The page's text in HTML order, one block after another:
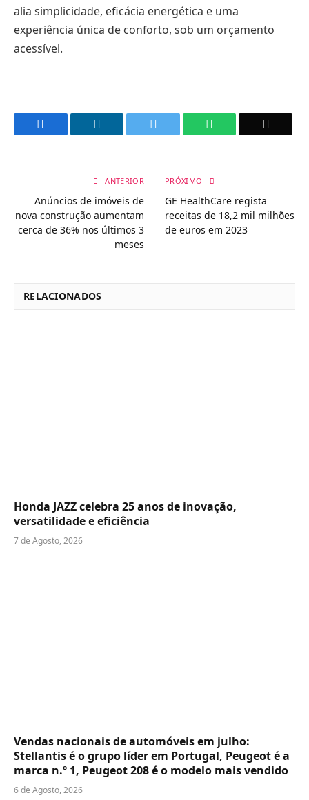
alia simplicidade, eficácia energética e uma
experiência única de conforto, sob um orçamento
acessível.
WhatsApp
ANTERIOR
Anúncios de imóveis de
nova construção aumentam
cerca de 36% nos últimos 3
meses
PRÓXIMO
GE HealthCare regista
receitas de 18,2 mil milhões
de euros em 2023
RELACIONADOS
Honda JAZZ celebra 25 anos de inovação,
versatilidade e eficiência
7 de Agosto, 2026
Vendas nacionais de automóveis em julho:
Stellantis é o grupo líder em Portugal, Peugeot é a
marca n.º 1, Peugeot 208 é o modelo mais vendido
6 de Agosto, 2026